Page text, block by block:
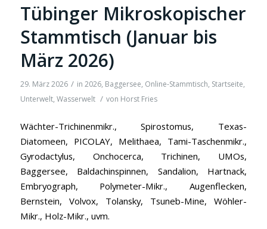
Tübinger Mikroskopischer
Stammtisch (Januar bis
März 2026)
29. März 2026 / in 2026, Baggersee, Online-Stammtisch, Startseite,
Unterwelt, Wasserwelt / von Horst Fries
Wächter-Trichinenmikr., Spirostomus, Texas-
Diatomeen, PICOLAY, Melithaea, Tami-Taschenmikr.,
Gyrodactylus, Onchocerca, Trichinen, UMOs,
Baggersee, Baldachinspinnen, Sandalion, Hartnack,
Embryograph, Polymeter-Mikr., Augenflecken,
Bernstein, Volvox, Tolansky, Tsuneb-Mine, Wöhler-
Mikr., Holz-Mikr., uvm.